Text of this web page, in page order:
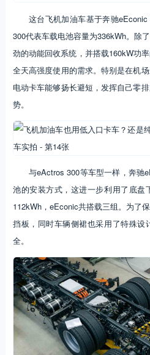
这台飞机加油车基于奔驰
300代表车载电池容量为336kWh。除
劲的动能回收系统，并搭载160kW功
全天高强度使用的需求。特别是在机
电动卡车能够扬长避短，发挥自己零
势。
与eActros 300等车型一样，奔驰
池的安装方式，这进一步利用了底盘
112kWh，eEconic共搭载三组。为了
挡板，同时车辆侧裙也采用了特殊
全。